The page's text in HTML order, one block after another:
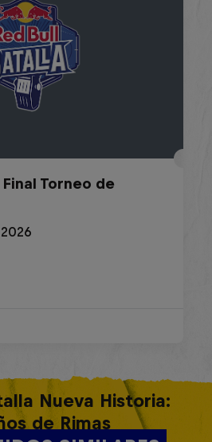
Torneo de
Nueva Historia:
de Rimas